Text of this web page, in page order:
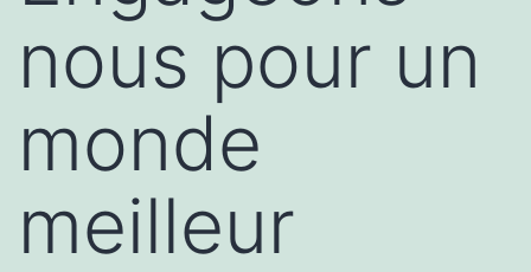
nous pour un
monde
meilleur